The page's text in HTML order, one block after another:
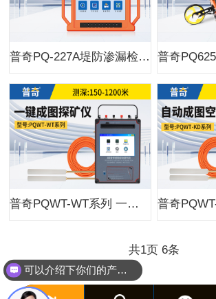
普奇PQ-227A堤防渗漏检测仪
普奇PQWT-WT系列 一键成图探矿仪
共1页 6条
可以介绍下你们的产品么？